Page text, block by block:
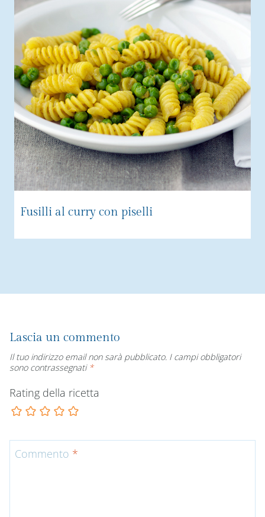
Fusilli al curry con piselli
Lascia un commento
Il tuo indirizzo email non sarà pubblicato. I campi obbligatori
sono contrassegnati *
Rating della ricetta
Commento *